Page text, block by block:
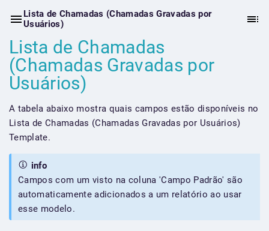
Lista de Chamadas (Chamadas Gravadas por
Usuários)
Lista de Chamadas
(Chamadas Gravadas por
Usuários)
A tabela abaixo mostra quais campos estão disponíveis no
Lista de Chamadas (Chamadas Gravadas por Usuários)
Template.
info
Campos com um visto na coluna 'Campo Padrão' são
automaticamente adicionados a um relatório ao usar
esse modelo.